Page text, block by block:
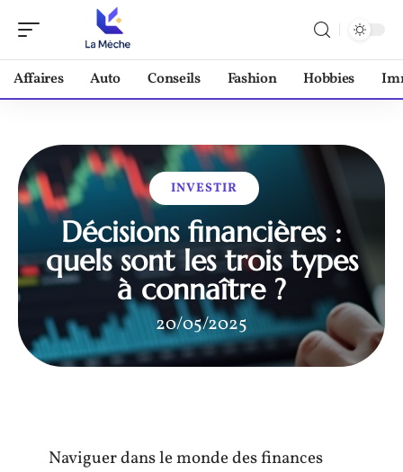
Affaires Auto Conseils Fashion Hobbies
INVESTIR
Décisions financières :
quels sont les trois types
à connaître ?
20/05/2025
Naviguer dans le monde des finances